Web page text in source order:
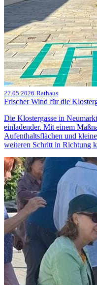
27.05.2026 Rathaus
Frischer Wind für die
Die Klostergasse in
einladender. Mit einem
Aufenthaltsflächen und
weiteren Schritt in Richtung